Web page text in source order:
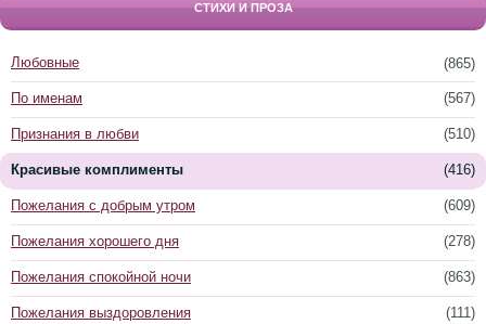
СТИХИ И ПРОЗА
(865)
Любовные
(567)
По именам
(510)
Признания в любви
(416)
Красивые комплименты
(609)
Пожелания с добрым утром
(278)
Пожелания хорошего дня
(863)
Пожелания спокойной ночи
(111)
Пожелания выздоровления